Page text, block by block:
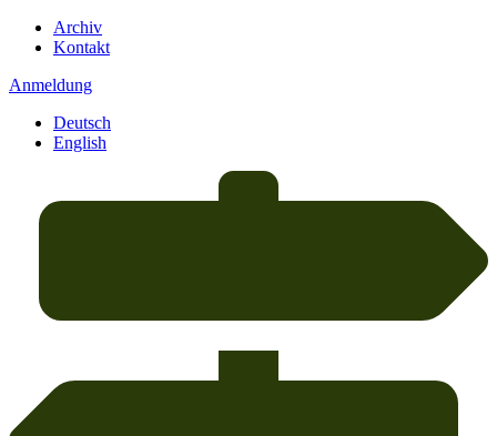
Archiv
Kontakt
Anmeldung
Deutsch
English